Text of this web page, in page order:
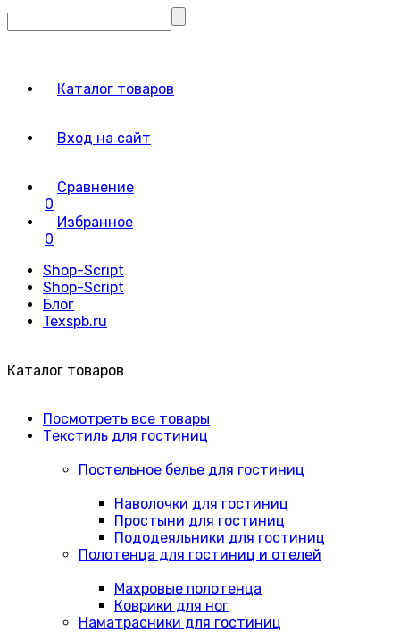
Каталог товаров
Вход на сайт
Сравнение
0
Избранное
0
Shop-Script
Shop-Script
Блог
Texspb.ru
Каталог товаров
Посмотреть все товары
Текстиль для гостиниц
Постельное белье для гостиниц
Наволочки для гостиниц
Простыни для гостиниц
Пододеяльники для гостиниц
Полотенца для гостиниц и отелей
Махровые полотенца
Коврики для ног
Наматрасники для гостиниц